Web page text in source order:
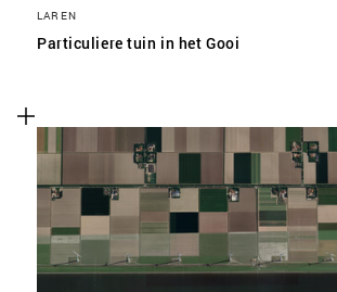
LAREN
Particuliere tuin in het Gooi